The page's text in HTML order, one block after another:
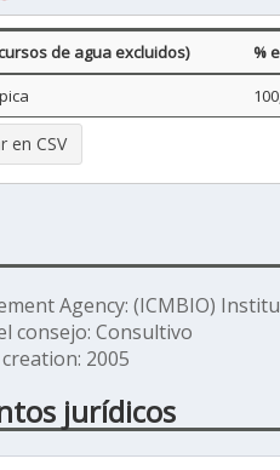
de agua excluidos)
%
en CSV
Agency: (ICMBIO)
consejo: Consultivo
2005
jurídicos